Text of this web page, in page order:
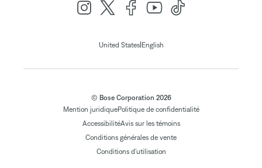
United States| English
© Bose Corporation 2026
Mention juridiquePolitique de confidentialité
AccessibilitéAvis sur les témoins
Conditions générales de vente
Conditions d'utilisation